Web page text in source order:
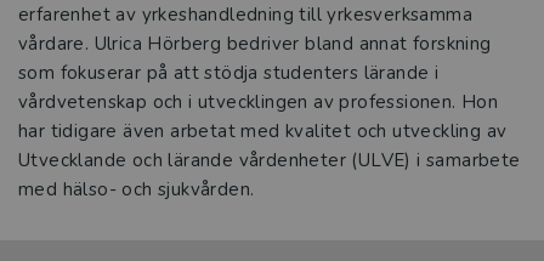
erfarenhet av yrkeshandledning till yrkesverksamma
vårdare. Ulrica Hörberg bedriver bland annat forskning
som fokuserar på att stödja studenters lärande i
vårdvetenskap och i utvecklingen av professionen. Hon
har tidigare även arbetat med kvalitet och utveckling av
Utvecklande och lärande vårdenheter (ULVE) i samarbete
med hälso- och sjukvården.